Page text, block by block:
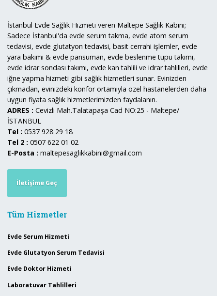
İstanbul Evde Sağlık Hizmeti veren Maltepe Sağlık Kabini;
Sadece İstanbul'da evde serum takma, evde atom serum
tedavisi, evde glutatyon tedavisi, basit cerrahi işlemler, evde
yara bakımı & evde pansuman, evde beslenme tüpü takımı,
evde idrar sondası takımı, evde kan tahlili ve idrar tahlilleri, evde
iğne yapma hizmeti gibi sağlık hizmetleri sunar. Evinizden
çıkmadan, evinizdeki konfor ortamıyla özel hastanelerden daha
uygun fiyata sağlık hizmetlerimizden faydalanın.
ADRES : Cevizli Mah.Talatapaşa Cad NO:25 - Maltepe/
İSTANBUL
Tel : 0537 928 29 18
Tel 2 : 0507 622 01 02
E-Posta : maltepesaglikkabini@gmail.com
İletişime Geç
Tüm Hizmetler
Evde Serum Hizmeti
Evde Glutatyon Serum Tedavisi
Evde Doktor Hizmeti
Laboratuvar Tahlilleri